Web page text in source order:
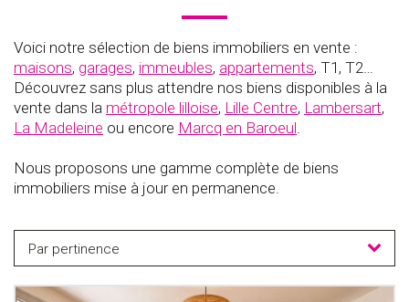
Voici notre sélection de biens immobiliers en vente :
maisons, garages, immeubles, appartements, T1, T2…
Découvrez sans plus attendre nos biens disponibles à la
vente dans la métropole lilloise, Lille Centre, Lambersart,
La Madeleine ou encore Marcq en Baroeul.
Nous proposons une gamme complète de biens
immobiliers mise à jour en permanence.
Par pertinence